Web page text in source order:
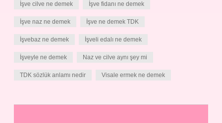
İşve cilve ne demek İşve fidanı ne demek
İşve naz ne demek İşve ne demek TDK
İşvebaz ne demek İşveli edalı ne demek
İşveyle ne demek Naz ve cilve aynı şey mi
TDK sözlük anlamı nedir Visale ermek ne demek